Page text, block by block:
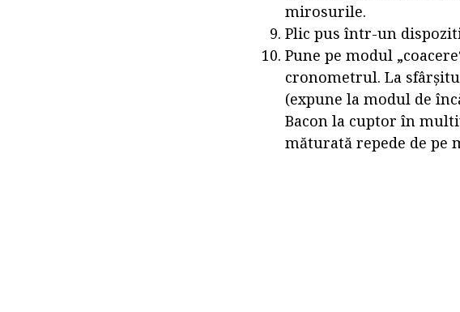
mirosurile.
Plic pus într-un
Pune pe modul
cronometrul. La
(expune la modul de
Bacon la cuptor în
măturată repede de pe